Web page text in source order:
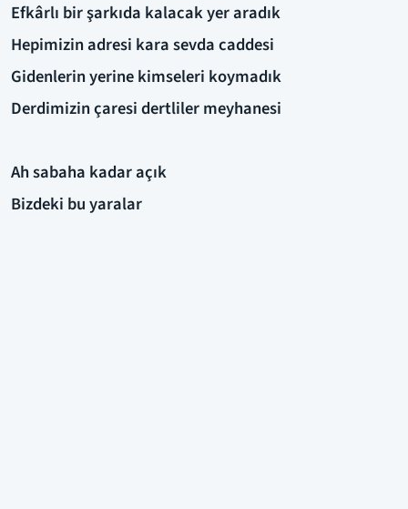
Efkârlı bir şarkıda kalacak yer aradık
Hepimizin adresi kara sevda caddesi
Gidenlerin yerine kimseleri koymadık
Derdimizin çaresi dertliler meyhanesi
Ah sabaha kadar açık
Bizdeki bu yaralar